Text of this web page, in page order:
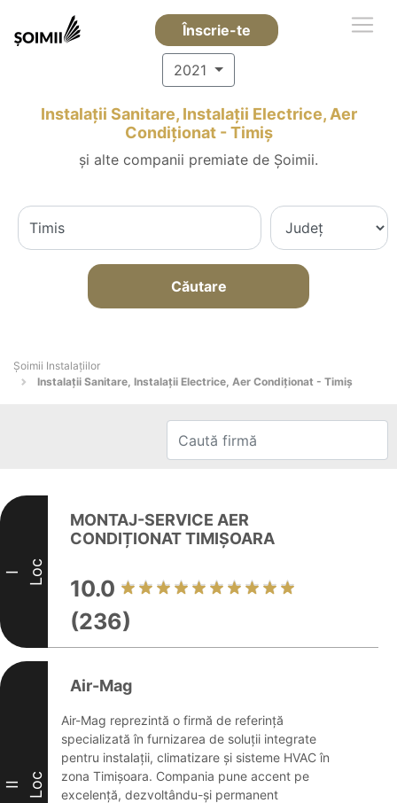
Înscrie-te
2021
Instalații Sanitare, Instalații Electrice, Aer
Condiționat - Timiş
și alte companii premiate de Șoimii.
Căutare
Şoimii Instalaţiilor
Instalații Sanitare, Instalații Electrice, Aer Condiționat - Timiş
I Loc
MONTAJ-SERVICE AER
CONDIȚIONAT TIMIȘOARA
10.0
(236)
II Loc
Air-Mag
Air-Mag reprezintă o firmă de referință
specializată în furnizarea de soluții integrate
pentru instalații, climatizare și sisteme HVAC în
zona Timișoara. Compania pune accent pe
excelență, dezvoltându-și permanent